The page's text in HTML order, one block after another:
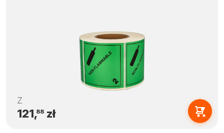
Z
121,88zł